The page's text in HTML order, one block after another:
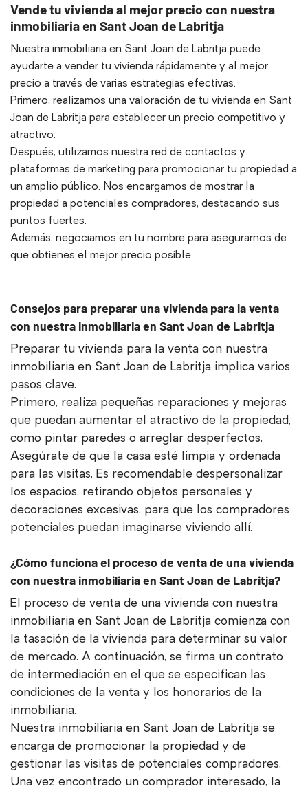
Vende tu vivienda al mejor precio con nuestra
inmobiliaria en Sant Joan de Labritja
Nuestra inmobiliaria en Sant Joan de Labritja puede
ayudarte a vender tu vivienda rápidamente y al mejor
precio a través de varias estrategias efectivas.
Primero, realizamos una valoración de tu vivienda en Sant
Joan de Labritja para establecer un precio competitivo y
atractivo.
Después, utilizamos nuestra red de contactos y
plataformas de marketing para promocionar tu propiedad a
un amplio público. Nos encargamos de mostrar la
propiedad a potenciales compradores, destacando sus
puntos fuertes.
Además, negociamos en tu nombre para asegurarnos de
que obtienes el mejor precio posible.
Consejos para preparar una vivienda para la venta
con nuestra inmobiliaria en Sant Joan de Labritja
Preparar tu vivienda para la venta con nuestra
inmobiliaria en Sant Joan de Labritja implica varios
pasos clave.
Primero, realiza pequeñas reparaciones y mejoras
que puedan aumentar el atractivo de la propiedad,
como pintar paredes o arreglar desperfectos.
Asegúrate de que la casa esté limpia y ordenada
para las visitas. Es recomendable despersonalizar
los espacios, retirando objetos personales y
decoraciones excesivas, para que los compradores
potenciales puedan imaginarse viviendo allí.
¿Cómo funciona el proceso de venta de una vivienda
con nuestra inmobiliaria en Sant Joan de Labritja?
El proceso de venta de una vivienda con nuestra
inmobiliaria en Sant Joan de Labritja comienza con
la tasación de la vivienda para determinar su valor
de mercado. A continuación, se firma un contrato
de intermediación en el que se especifican las
condiciones de la venta y los honorarios de la
inmobiliaria.
Nuestra inmobiliaria en Sant Joan de Labritja se
encarga de promocionar la propiedad y de
gestionar las visitas de potenciales compradores.
Una vez encontrado un comprador interesado, la